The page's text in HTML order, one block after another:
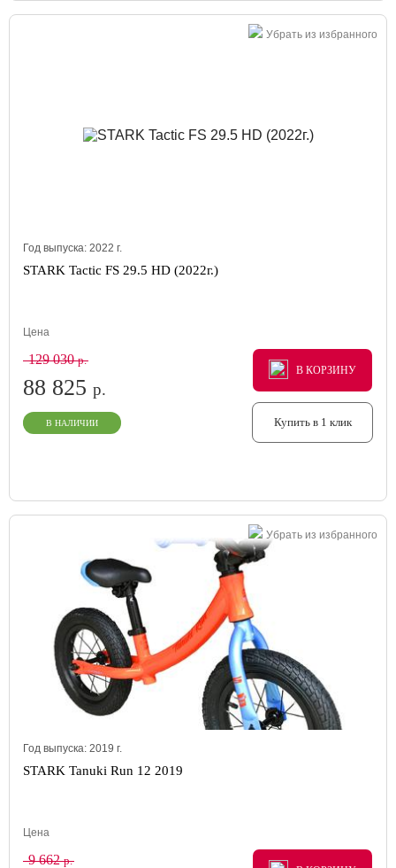
Убрать из избранного
Год выпуска: 2022 г.
STARK Tactic FS 29.5 HD (2022г.)
Цена
129 030р.
88 825 р.
В НАЛИЧИИ
В КОРЗИНУ
В КОРЗИНУ
В КОРЗИНУ
Купить в 1 клик
Убрать из избранного
Год выпуска: 2019 г.
STARK Tanuki Run 12 2019
Цена
9 662р.